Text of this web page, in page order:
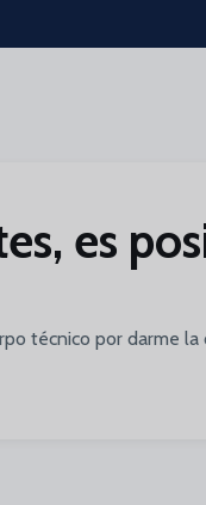
es
técnico por darme